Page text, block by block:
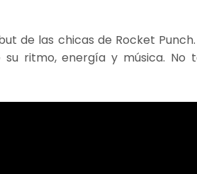
de las chicas de Rocket
ritmo, energía y música. No